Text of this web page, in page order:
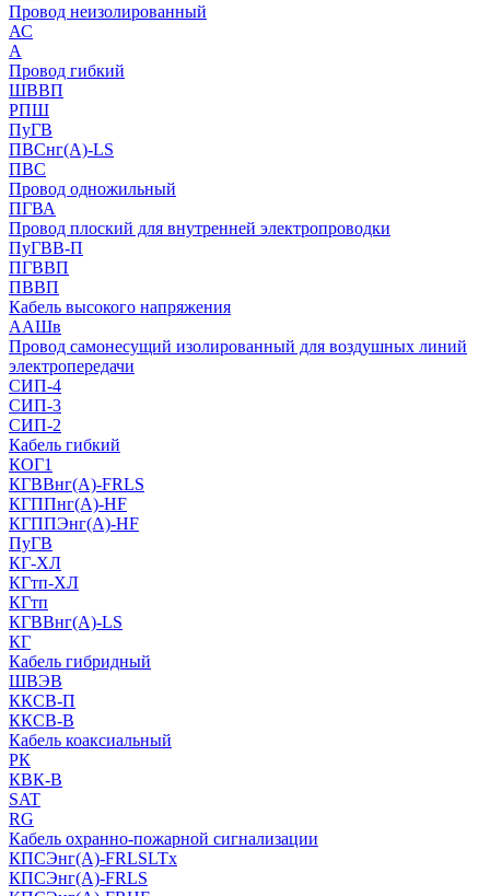
Провод неизолированный
АС
А
Провод гибкий
ШВВП
РПШ
ПуГВ
ПВСнг(А)-LS
ПВС
Провод одножильный
ПГВА
Провод плоский для внутренней электропроводки
ПуГВВ-П
ПГВВП
ПВВП
Кабель высокого напряжения
ААШв
Провод самонесущий изолированный для воздушных линий
электропередачи
СИП-4
СИП-3
СИП-2
Кабель гибкий
КОГ1
КГВВнг(А)-FRLS
КГППнг(A)-HF
КГППЭнг(A)-HF
ПуГВ
КГ-ХЛ
КГтп-ХЛ
КГтп
КГВВнг(А)-LS
КГ
Кабель гибридный
ШВЭВ
ККСВ-П
ККСВ-В
Кабель коаксиальный
РК
КВК-В
SAT
RG
Кабель охранно-пожарной сигнализации
КПСЭнг(А)-FRLSLTx
КПСЭнг(А)-FRLS